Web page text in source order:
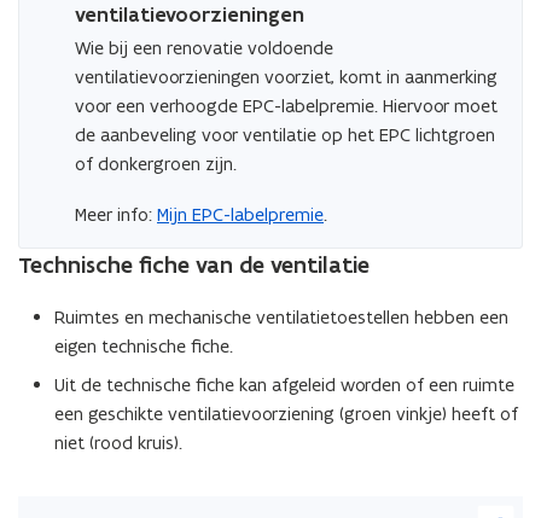
vergrote
weergave)
ventilatievoorzieningen
Wie bij een renovatie voldoende
ventilatievoorzieningen voorziet, komt in aanmerking
voor een verhoogde EPC-labelpremie. Hiervoor moet
de aanbeveling voor ventilatie op het EPC lichtgroen
of donkergroen zijn.
Meer info: Mijn EPC-labelpremie.
Technische fiche van de ventilatie
Ruimtes en mechanische ventilatietoestellen hebben een
eigen technische fiche.
Uit de technische fiche kan afgeleid worden of een ruimte
een geschikte ventilatievoorziening (groen vinkje) heeft of
niet (rood kruis).